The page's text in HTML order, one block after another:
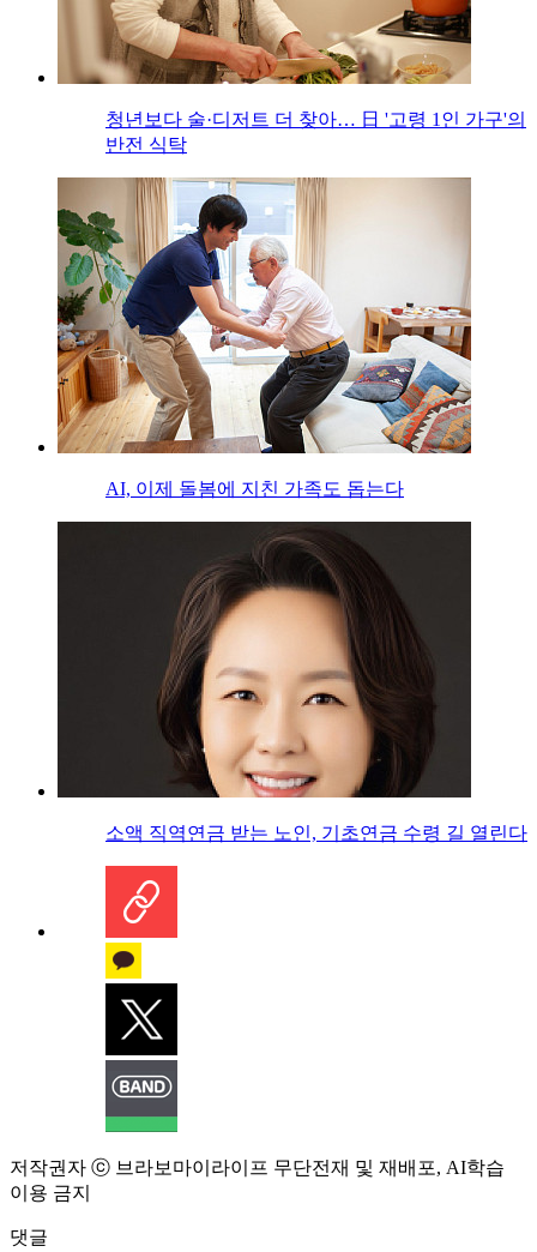
청년보다 술·디저트 더 찾아… 日 '고령 1인 가구'의
반전 식탁
AI, 이제 돌봄에 지친 가족도 돕는다
소액 직역연금 받는 노인, 기초연금 수령 길 열린다
저작권자 ⓒ 브라보마이라이프 무단전재 및 재배포, AI학습
이용 금지
댓글